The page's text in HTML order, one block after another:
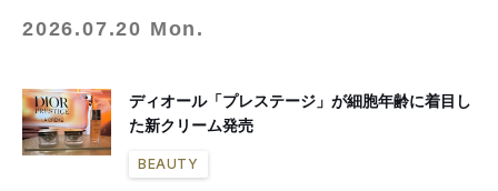
2026.07.20 Mon.
ディオール「プレステージ」が細胞年齢に着目し
た新クリーム発売
BEAUTY